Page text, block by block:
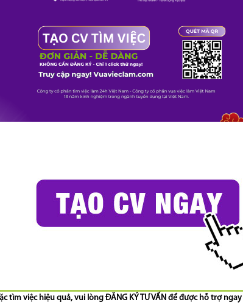
tìm việc hiệu quả, vui lòng ĐĂNG KÝ TƯ VẤN để được hỗ trợ ngay